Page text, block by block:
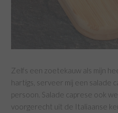
Zelfs een zoetekauw als mijn
hartigs, serveer mij een salade
persoon. Salade caprese ook
voorgerecht uit de Italiaanse